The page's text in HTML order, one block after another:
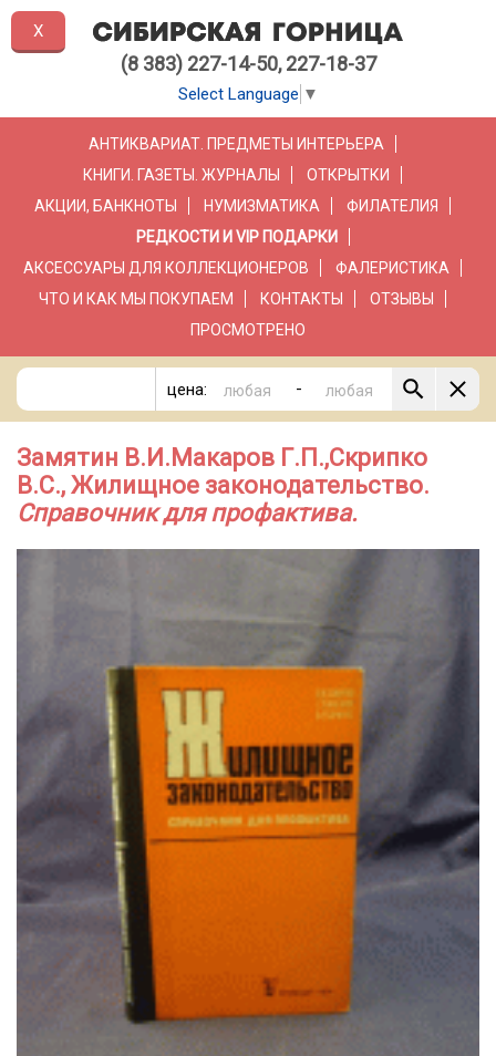
(8 383) 227-14-50, 227-18-37
Select Language ▼
АНТИКВАРИАТ. ПРЕДМЕТЫ ИНТЕРЬЕРА
КНИГИ. ГАЗЕТЫ. ЖУРНАЛЫ
ОТКРЫТКИ
АКЦИИ, БАНКНОТЫ
НУМИЗМАТИКА
ФИЛАТЕЛИЯ
РЕДКОСТИ И VIP ПОДАРКИ
АКСЕССУАРЫ ДЛЯ КОЛЛЕКЦИОНЕРОВ
ФАЛЕРИСТИКА
ЧТО И КАК МЫ ПОКУПАЕМ
КОНТАКТЫ
ОТЗЫВЫ
ПРОСМОТРЕНО
цена: -
Замятин В.И.Макаров Г.П.,Скрипко
В.С., Жилищное законодательство.
Справочник для профактива.
X